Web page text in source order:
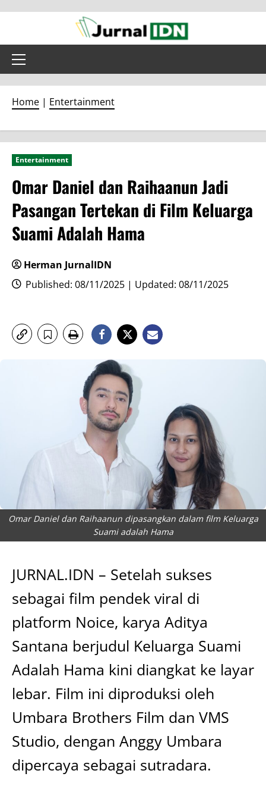
content
Primary
Home | Entertainment
Entertainment
Omar Daniel dan Raihaanun Jadi
Pasangan Tertekan di Film Keluarga
Suami Adalah Hama
Herman JurnalIDN
Published: 08/11/2025 | Updated: 08/11/2025
Omar Daniel dan Raihaanun dipasangkan dalam film Keluarga
Suami adalah Hama
JURNAL.IDN – Setelah sukses
sebagai film pendek viral di
platform Noice, karya Aditya
Santana berjudul Keluarga Suami
Adalah Hama kini diangkat ke layar
lebar. Film ini diproduksi oleh
Umbara Brothers Film dan VMS
Studio, dengan Anggy Umbara
dipercaya sebagai sutradara.